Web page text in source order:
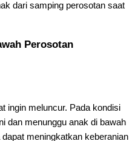
dari samping perosotan saat
Perosotan
ingin meluncur. Pada kondisi
dan menunggu anak di bawah
meningkatkan keberanian